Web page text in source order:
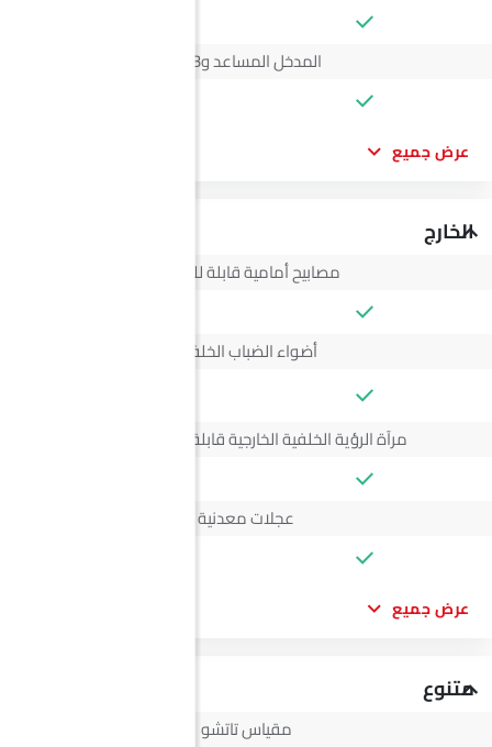
المدخل المساعد وUSB
عرض جميع
الخارج
مصابيح أمامية قابلة للتعديل
أضواء الضباب الخلفية
مرآة الرؤية الخلفية الخارجية قابلة للتعديل كهربائياً
عجلات معدنية
عرض جميع
متنوع
مقياس تاتشو